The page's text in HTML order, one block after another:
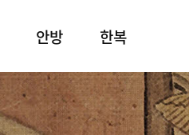
안방 한복